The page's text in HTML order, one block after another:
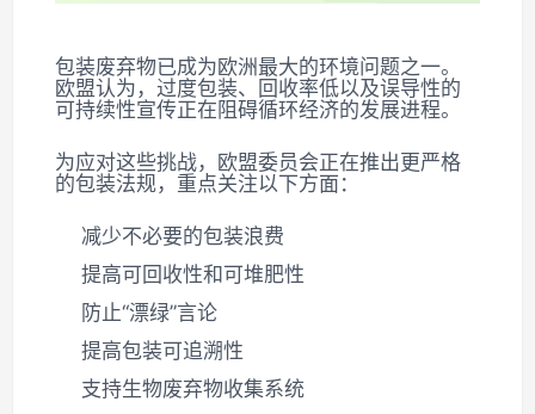
包装废弃物已成为欧洲最大的环境问题之一。
欧盟认为，过度包装、回收率低以及误导性的
可持续性宣传正在阻碍循环经济的发展进程。
为应对这些挑战，欧盟委员会正在推出更严格
的包装法规，重点关注以下方面：
减少不必要的包装浪费
提高可回收性和可堆肥性
防止“漂绿”言论
提高包装可追溯性
支持生物废弃物收集系统